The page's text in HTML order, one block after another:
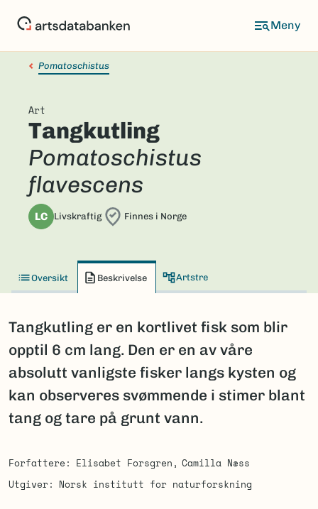
Pomatoschistus
Art
Tangkutling
Pomatoschistus
flavescens
LC Livskraftig Finnes i Norge
Oversikt Beskrivelse Artstre
Tangkutling er en kortlivet fisk som blir
opptil 6 cm lang. Den er en av våre
absolutt vanligste fisker langs kysten og
kan observeres svømmende i stimer blant
tang og tare på grunt vann.
Forfattere Elisabet Forsgren
Camilla Næss
Utgiver
Norsk institutt for naturforskning